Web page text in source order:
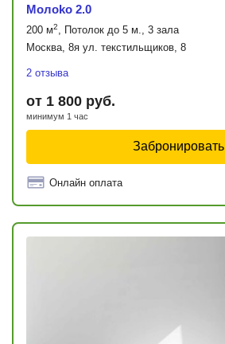
Moлoko 2.0
200 м2, Потолок до 5 м., 3 зала
Москва, 8я ул. текстильщиков, 8
2 отзыва
от 1 800 руб.
минимум 1 час
Забронировать
Онлайн оплата